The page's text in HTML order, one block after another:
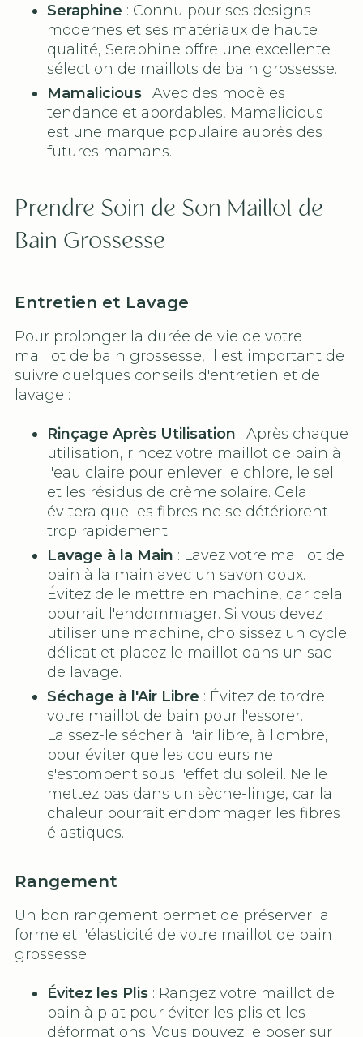
Seraphine : Connu pour ses designs
modernes et ses matériaux de haute
qualité, Seraphine offre une excellente
sélection de maillots de bain grossesse.
Mamalicious : Avec des modèles
tendance et abordables, Mamalicious
est une marque populaire auprès des
futures mamans.
Prendre Soin de Son Maillot de
Bain Grossesse
Entretien et Lavage
Pour prolonger la durée de vie de votre
maillot de bain grossesse, il est important de
suivre quelques conseils d'entretien et de
lavage :
Rinçage Après Utilisation : Après chaque
utilisation, rincez votre maillot de bain à
l'eau claire pour enlever le chlore, le sel
et les résidus de crème solaire. Cela
évitera que les fibres ne se détériorent
trop rapidement.
Lavage à la Main : Lavez votre maillot de
bain à la main avec un savon doux.
Évitez de le mettre en machine, car cela
pourrait l'endommager. Si vous devez
utiliser une machine, choisissez un cycle
délicat et placez le maillot dans un sac
de lavage.
Séchage à l'Air Libre : Évitez de tordre
votre maillot de bain pour l'essorer.
Laissez-le sécher à l'air libre, à l'ombre,
pour éviter que les couleurs ne
s'estompent sous l'effet du soleil. Ne le
mettez pas dans un sèche-linge, car la
chaleur pourrait endommager les fibres
élastiques.
Rangement
Un bon rangement permet de préserver la
forme et l'élasticité de votre maillot de bain
grossesse :
Évitez les Plis : Rangez votre maillot de
bain à plat pour éviter les plis et les
déformations. Vous pouvez le poser sur